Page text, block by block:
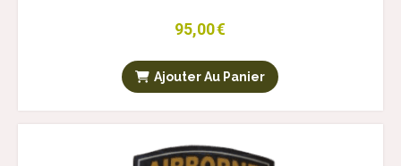
95,00€
Ajouter Au Panier